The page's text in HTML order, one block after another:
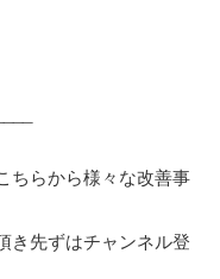
らから様々な改善事
き先ずはチャンネル登